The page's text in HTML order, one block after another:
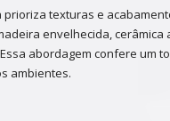
prioriza texturas e
envelhecida, cerâmica
abordagem confere um
ambientes.